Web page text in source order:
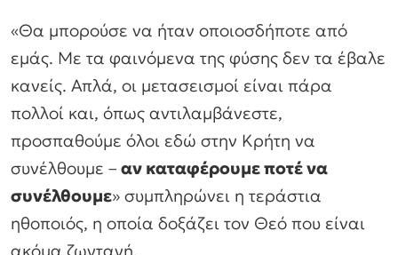
«Θα μπορούσε να ήταν οποιοσδήποτε από
εμάς. Με τα φαινόμενα της φύσης δεν τα έβαλε
κανείς. Απλά, οι μετασεισμοί είναι πάρα
πολλοί και, όπως αντιλαμβάνεστε,
προσπαθούμε όλοι εδώ στην Κρήτη να
συνέλθουμε – αν καταφέρουμε ποτέ να
συνέλθουμε» συμπληρώνει η τεράστια
ηθοποιός, η οποία δοξάζει τον Θεό που είναι